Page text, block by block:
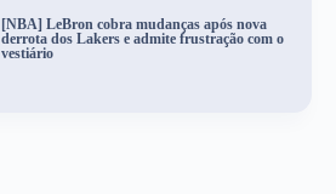
[NBA] LeBron cobra mudanças após nova
derrota dos Lakers e admite frustração com o
vestiário